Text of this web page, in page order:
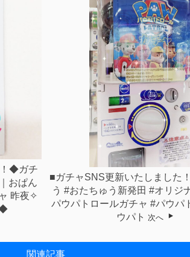
◆ガチ
おぱん
昨夜✧︎
■ガチャSNS更新いたしました
う #おたちゅう新発田 #オリジ
パウパトロールガチャ ⁡#パウパ
ウパト 次へ
関連記事